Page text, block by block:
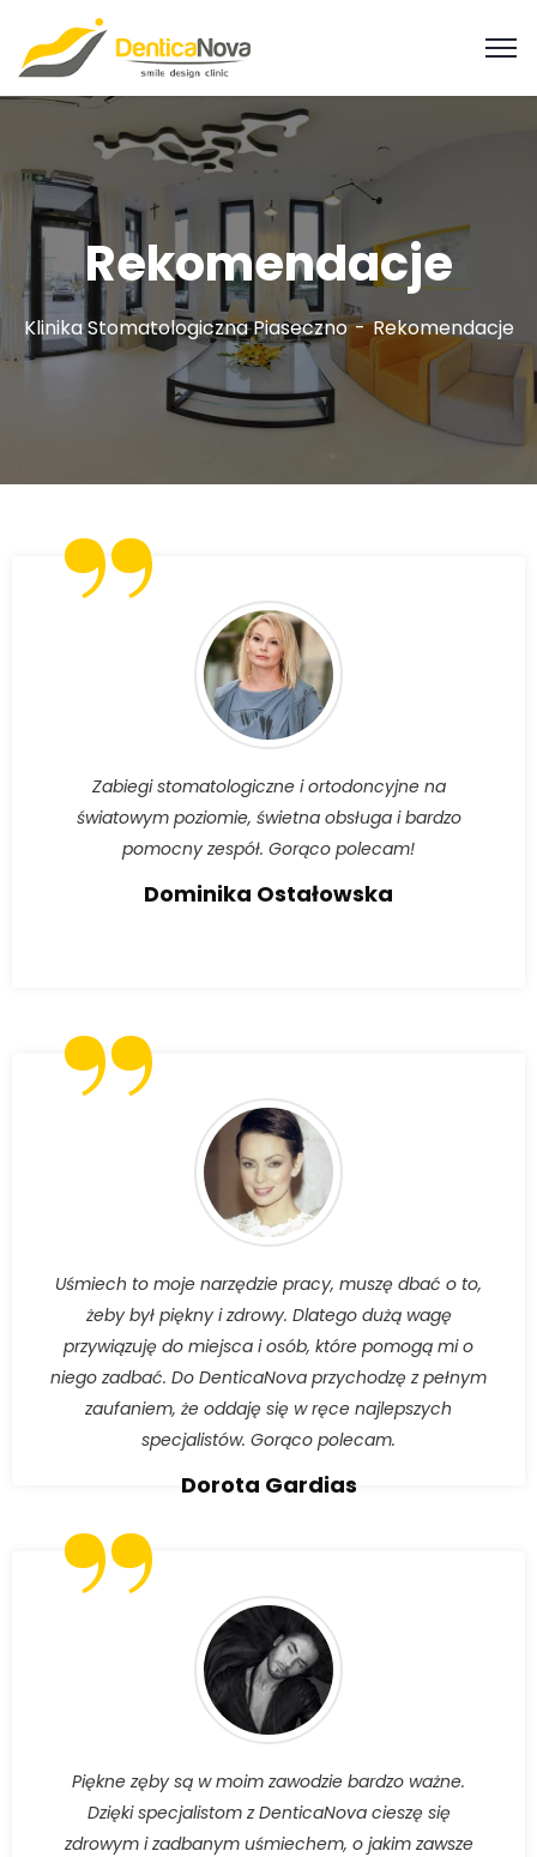
Rekomendacje
Klinika Stomatologiczna Piaseczno Rekomendacje
”
Zabiegi stomatologiczne i ortodoncyjne na
światowym poziomie, świetna obsługa i bardzo
pomocny zespół. Gorąco polecam!
Dominika Ostałowska
”
Uśmiech to moje narzędzie pracy, muszę dbać o to,
żeby był piękny i zdrowy. Dlatego dużą wagę
przywiązuję do miejsca i osób, które pomogą mi o
niego zadbać. Do DenticaNova przychodzę z pełnym
zaufaniem, że oddaję się w ręce najlepszych
specjalistów. Gorąco polecam.
Dorota Gardias
”
Piękne zęby są w moim zawodzie bardzo ważne.
Dzięki specjalistom z DenticaNova cieszę się
zdrowym i zadbanym uśmiechem, o jakim zawsze